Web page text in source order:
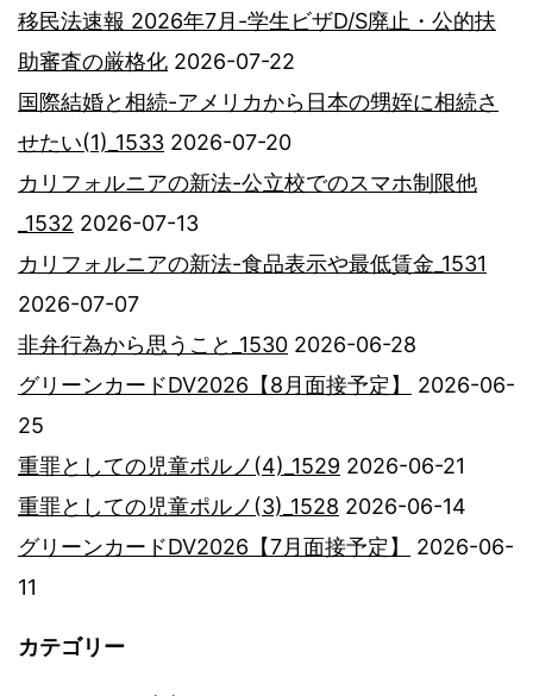
移民法速報 2026年7月-学生ビザD/S廃止・公的扶
助審査の厳格化 2026-07-22
国際結婚と相続-アメリカから日本の甥姪に相続さ
せたい(1)_1533 2026-07-20
カリフォルニアの新法-公立校でのスマホ制限他
_1532 2026-07-13
カリフォルニアの新法-食品表示や最低賃金_1531
2026-07-07
非弁行為から思うこと_1530 2026-06-28
グリーンカードDV2026【8月面接予定】
2026-06-
25
重罪としての児童ポルノ(4)_1529 2026-06-21
重罪としての児童ポルノ(3)_1528 2026-06-14
グリーンカードDV2026【7月面接予定】
2026-06-
11
カテゴリー